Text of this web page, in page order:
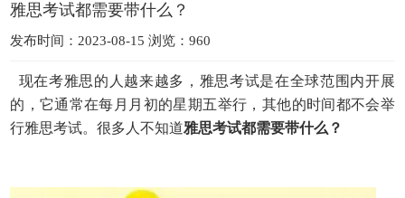
雅思考试都需要带什么？
发布时间：2023-08-15 浏览：960
现在考雅思的人越来越多，雅思考试是在全球范围内开展
的，它通常在每月月初的星期五举行，其他的时间都不会举
行雅思考试。很多人不知道雅思考试都需要带什么？